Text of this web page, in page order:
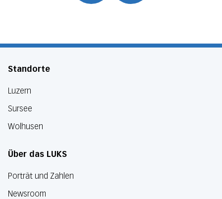
Standorte
Luzern
Sursee
Wolhusen
Über das LUKS
Porträt und Zahlen
Newsroom